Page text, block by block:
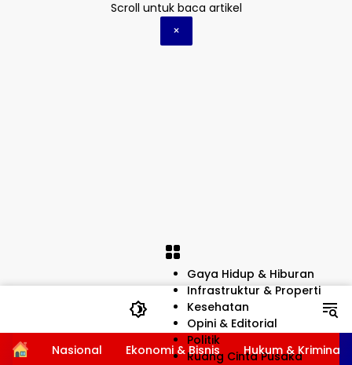
Scroll untuk baca artikel
×
Gaya Hidup & Hiburan
Infrastruktur & Properti
Kesehatan
Opini & Editorial
Politik
Ruang Cinta Pusaka
HomeNasional Ekonomi & Bisnis Hukum & Kriminal